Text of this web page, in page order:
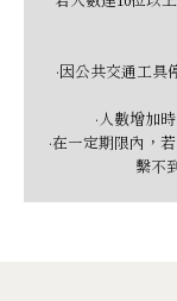
·因公共交通工
·人數增加
·在一定期限內，
繫不